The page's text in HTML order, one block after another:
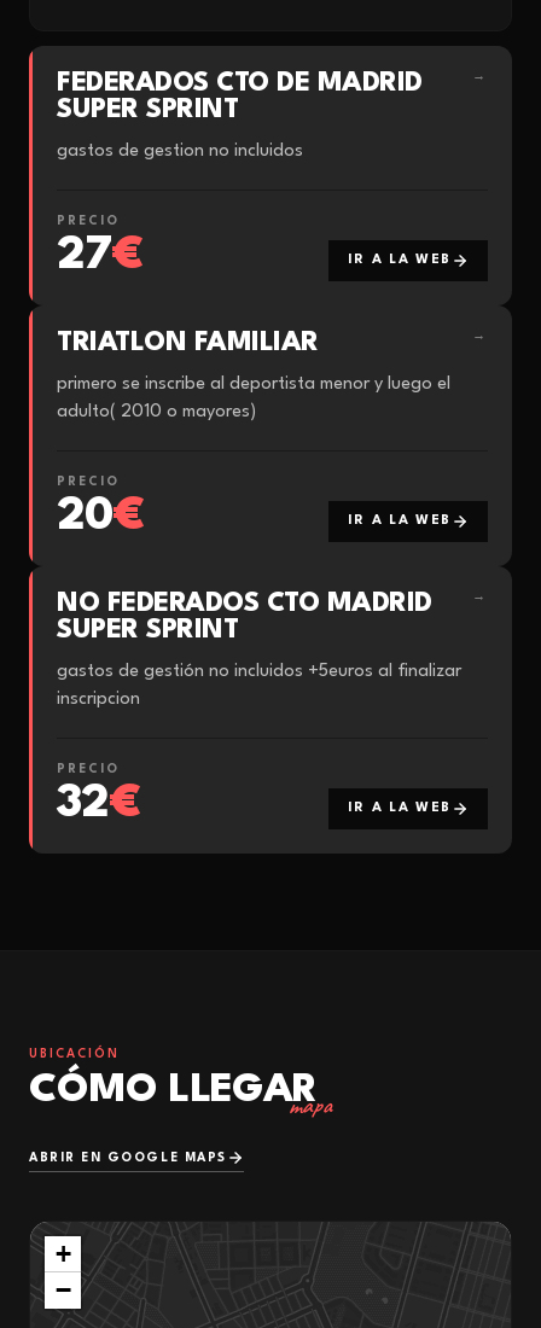
FEDERADOS CTO DE MADRID
SUPER SPRINT
→
gastos de gestion no incluidos
PRECIO
27€ IR A LA WEB
TRIATLON FAMILIAR →
primero se inscribe al deportista menor y luego el
adulto( 2010 o mayores)
PRECIO
20€ IR A LA WEB
NO FEDERADOS CTO MADRID
SUPER SPRINT
→
gastos de gestión no incluidos +5euros al finalizar
inscripcion
PRECIO
32€ IR A LA WEB
UBICACIÓN
CÓMO LLEGAR
mapa
ABRIR EN GOOGLE MAPS
+
−